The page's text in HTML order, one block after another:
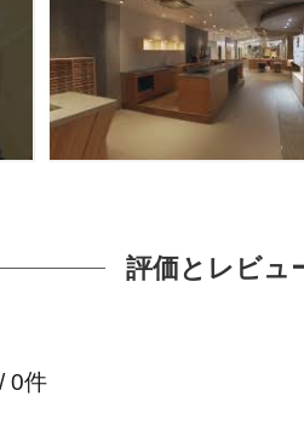
評価とレビュ
/ 0件